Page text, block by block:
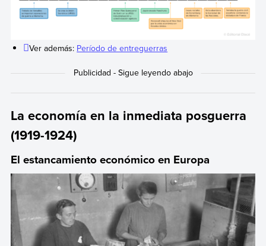
Ver además: Período de entreguerras
La economía en la inmediata posguerra
(1919-1924)
El estancamiento económico en Europa